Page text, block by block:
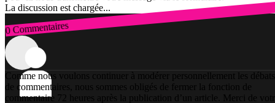
La discussion est chargée...
0 Commentaires
Connexion
Comme nous voulons continuer à modérer personnellement les débats
de commentaires, nous sommes obligés de fermer la fonction de
commentaire 72 heures après la publication d’un article. Merci de